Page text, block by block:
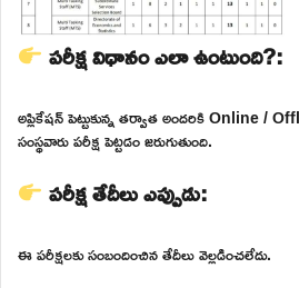
పరీక్ష విధానం ఎలా ఉంటుంది?:
అప్లికేషన్ పెట్టుకున్న తర్వాత అందరికి Online /
సంస్థవారు పరీక్ష పెట్టడం జరుగుతుంది.
పరీక్ష తేదీలు ఎప్పుడు:
ఈ పరీక్షలకు సంబందించిన తేదీలు వెల్లడించలేదు.